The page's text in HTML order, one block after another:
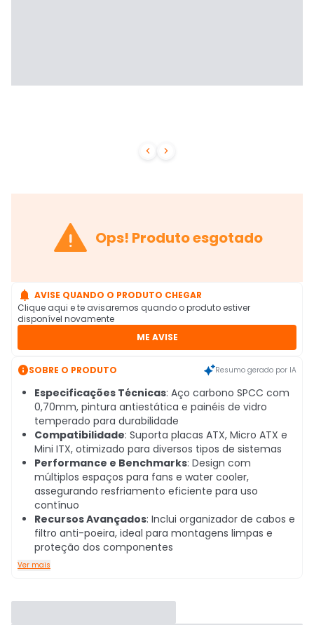
 
 Ops! Produto esgotado
 AVISE QUANDO O PRODUTO CHEGAR
Clique aqui e te avisaremos quando o produto estiver
disponível novamente
ME AVISE
SOBRE O PRODUTO Resumo gerado por IA
Especificações Técnicas: Aço carbono SPCC com
0,70mm, pintura antiestática e painéis de vidro
temperado para durabilidade
Compatibilidade: Suporta placas ATX, Micro ATX e
Mini ITX, otimizado para diversos tipos de sistemas
Performance e Benchmarks: Design com
múltiplos espaços para fans e water cooler,
assegurando resfriamento eficiente para uso
contínuo
Recursos Avançados: Inclui organizador de cabos e
filtro anti-poeira, ideal para montagens limpas e
proteção dos componentes
Ver mais